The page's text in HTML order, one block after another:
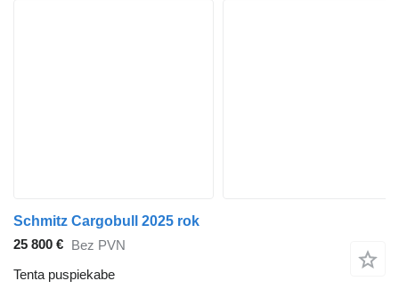
Schmitz Cargobull 2025 rok
25 800 € Bez PVN
Tenta puspiekabe